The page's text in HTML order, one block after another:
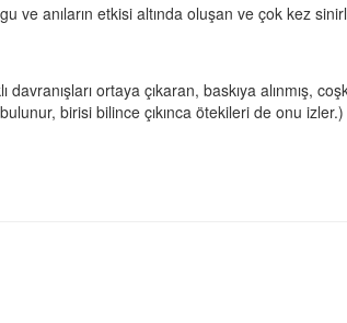
ve anıların etkisi altında oluşan ve çok kez
ortaya çıkaran, baskıya alınmış,
birisi bilince çıkınca ötekileri de onu izler.)